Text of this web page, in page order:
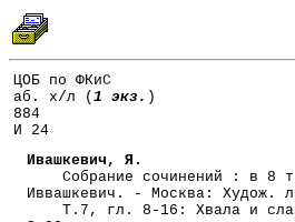
ЦОБ по ФКиС
аб. х/л ( 1 экз. )
884
И 24
Ивашкевич, Я.
Собрание сочинений : в 8
Иввашкевич. - Москва: Худож.
Т.7, гл. 8-16: Хвала и